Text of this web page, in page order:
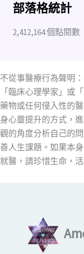
部落格統計
2,412,164 個點閱數
不從事醫療行為聲明
「臨床心理學家」或
藥物或任何侵入性的
身心靈提升的方式，
觀的角度分析自己的
善人生課題。如果本
就醫，請珍惜生命，